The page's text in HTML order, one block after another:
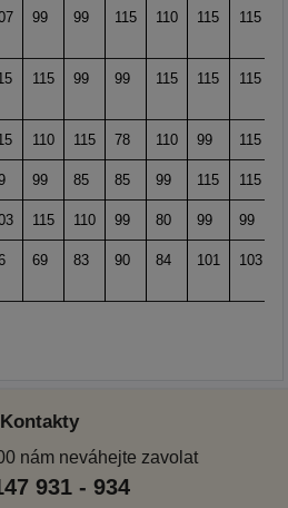
99 99 115 110 115 115
115 99 99 115 115 115
110 115 78 110 99 115
99 85 85 99 115 115
115 110 99 80 99 99
69 83 90 84 101 103
Kontakty
nám neváhejte zavolat
931 - 934